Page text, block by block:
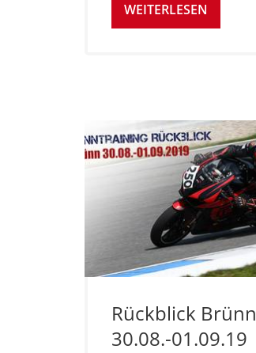
WEITERLESEN
Rückblick Brünn
30.08.-01.09.19